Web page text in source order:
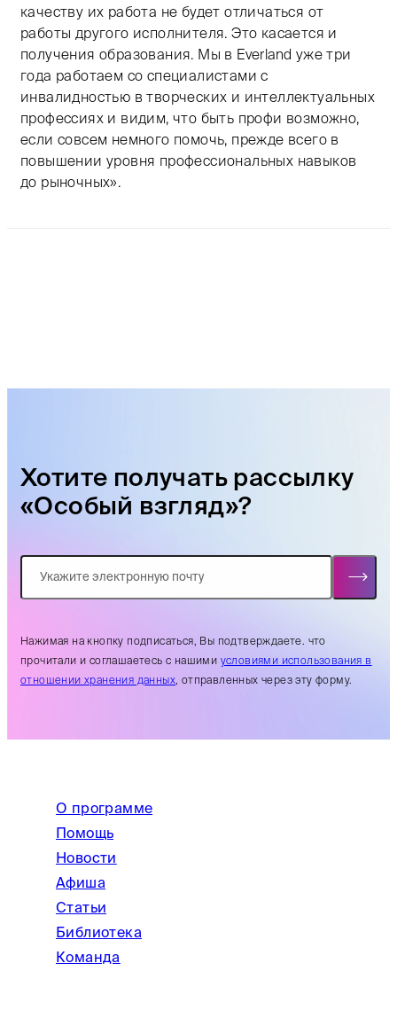
качеству их работа не будет отличаться от
работы другого исполнителя. Это касается и
получения образования. Мы в Everland уже три
года работаем со специалистами с
инвалидностью в творческих и интеллектуальных
профессиях и видим, что быть профи возможно,
если совсем немного помочь, прежде всего в
повышении уровня профессиональных навыков
до рыночных».
Хотите получать рассылку
«Особый взгляд»?
Нажимая на кнопку подписаться, Вы подтверждаете. что
прочитали и соглашаетесь с нашими условиями использования в
отношении хранения данных, отправленных через эту форму.
О программе
Помощь
Новости
Афиша
Статьи
Библиотека
Команда